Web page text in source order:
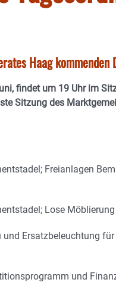
Haag
findet um 19 Uhr im
Sitzung des
Freianlagen
Lose
Ersatzbeleuchtung
und